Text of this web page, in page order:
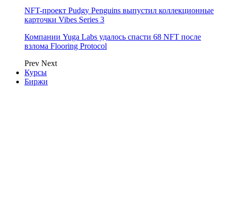
NFT-проект Pudgy Penguins выпустил коллекционные
карточки Vibes Series 3
Компании Yuga Labs удалось спасти 68 NFT после
взлома Flooring Protocol
Prev Next
Курсы
Биржи